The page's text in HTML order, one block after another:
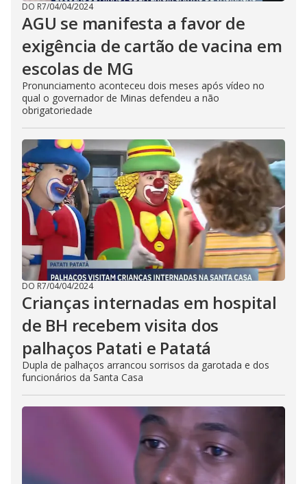
DO R7/04/04/2024
AGU se manifesta a favor de
exigência de cartão de vacina em
escolas de MG
Pronunciamento aconteceu dois meses após vídeo no
qual o governador de Minas defendeu a não
obrigatoriedade
DO R7/04/04/2024
Crianças internadas em hospital
de BH recebem visita dos
palhaços Patati e Patatá
Dupla de palhaços arrancou sorrisos da garotada e dos
funcionários da Santa Casa